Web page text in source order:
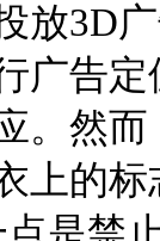
放3D
广告
。然
上的